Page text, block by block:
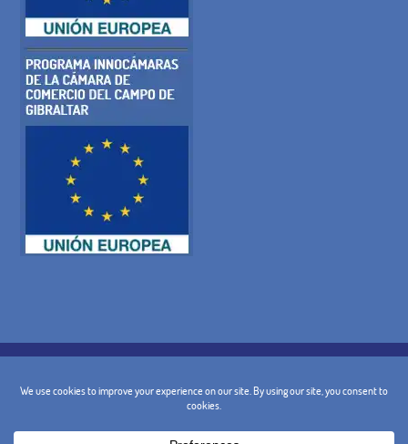
AVISO LEGAL
CONDICIONES GENERALES
POLÍTICA DE CANCELACIÓN